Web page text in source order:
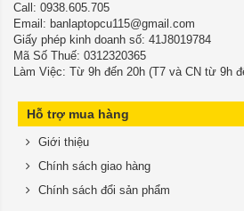
​​​​​​​Call: 0938.605.705
Email: banlaptopcu115@gmail.com
Giấy phép kinh doanh số: 41J8019784
Mã Số Thuế: 0312320365
Làm Việc: Từ 9h đến 20h (T7 và CN từ 9h
Hỗ trợ mua hàng
Giới thiệu
Chính sách giao hàng
Chính sách đổi sản phẩm